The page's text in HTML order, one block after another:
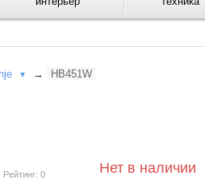
▼ → HB451W
Рейтинг: 0 Нет в наличии